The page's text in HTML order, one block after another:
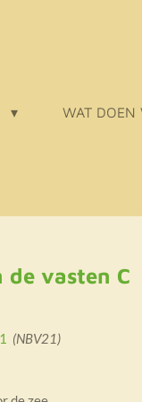
WAT DOEN
de vasten
(NBV21)